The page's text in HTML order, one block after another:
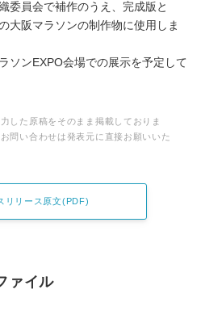
委員会で補作のうえ、完成版と
大阪マラソンの制作物に使用しま
ソンEXPO会場での展示を予定して
した原稿をそのまま掲載しておりま
問い合わせは発表元に直接お願いいた
リリース原文(PDF)
ァイル